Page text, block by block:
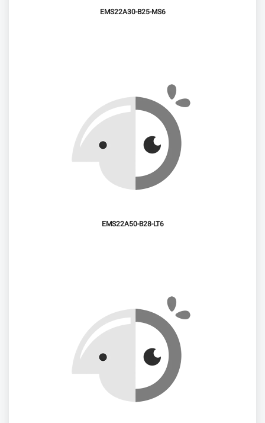
EMS22A30-B25-MS6
EMS22A50-B28-LT6